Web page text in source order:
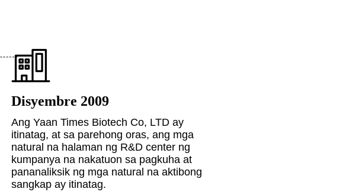
Disyembre 2009
Ang Yaan Times Biotech Co, LTD ay
itinatag, at sa parehong oras, ang mga
natural na halaman ng R&D center ng
kumpanya na nakatuon sa pagkuha at
pananaliksik ng mga natural na aktibong
sangkap ay itinatag.